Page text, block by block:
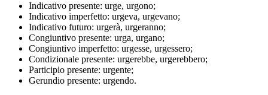
Indicativo presente: urge, urgono;
Indicativo imperfetto: urgeva, urgevano;
Indicativo futuro: urgerà, urgeranno;
Congiuntivo presente: urga, urgano;
Congiuntivo imperfetto: urgesse, urgessero;
Condizionale presente: urgerebbe, urgerebbero;
Participio presente: urgente;
Gerundio presente: urgendo.